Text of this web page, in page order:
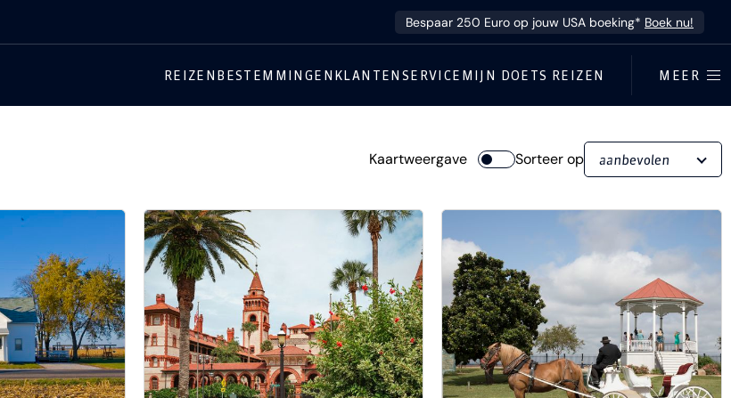
Bespaar 250 Euro op jouw USA boeking* Boek nu!
REIZEN BESTEMMINGEN KLANTENSERVICE MIJN DOETS REIZEN MEER
Kaartweergave Sorteer op